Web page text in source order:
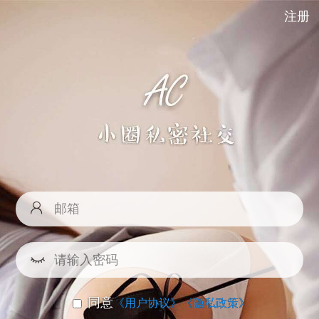
注册
同意《用户协议》《隐私政策》